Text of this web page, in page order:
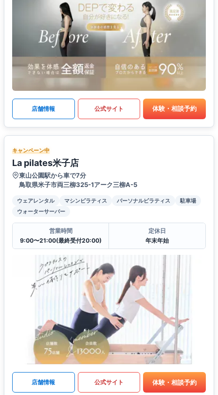
店舗情報 公式サイト 体験・相談予約
キャンペーン中
La pilates米子店
東山公園駅から車で7分
鳥取県米子市両三柳325-1アーク三柳A-5
ウェアレンタル マシンピラティス パーソナルピラティス
駐車場
ウォーターサーバー
営業時間
9:00〜21:00(最終受付20:00)
定休日
年末年始
店舗情報 公式サイト 体験・相談予約